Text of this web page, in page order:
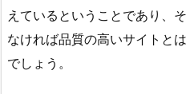
えているということであり、
なければ品質の高いサイトと
でしょう。